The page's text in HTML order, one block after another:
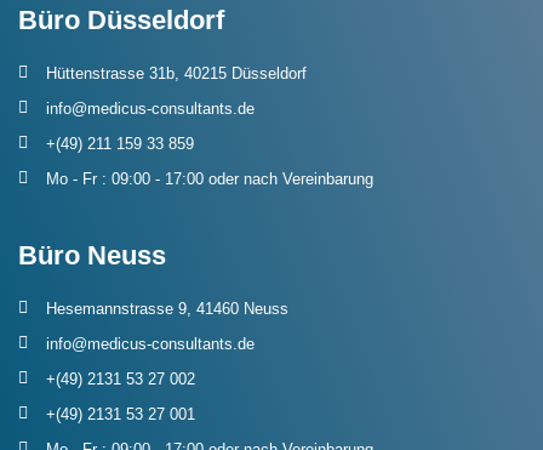
Büro Düsseldorf
Hüttenstrasse 31b, 40215 Düsseldorf
info@medicus-consultants.de
+(49) 211 159 33 859
Mo - Fr : 09:00 - 17:00 oder nach Vereinbarung
Büro Neuss
Hesemannstrasse 9, 41460 Neuss
info@medicus-consultants.de
+(49) 2131 53 27 002
+(49) 2131 53 27 001